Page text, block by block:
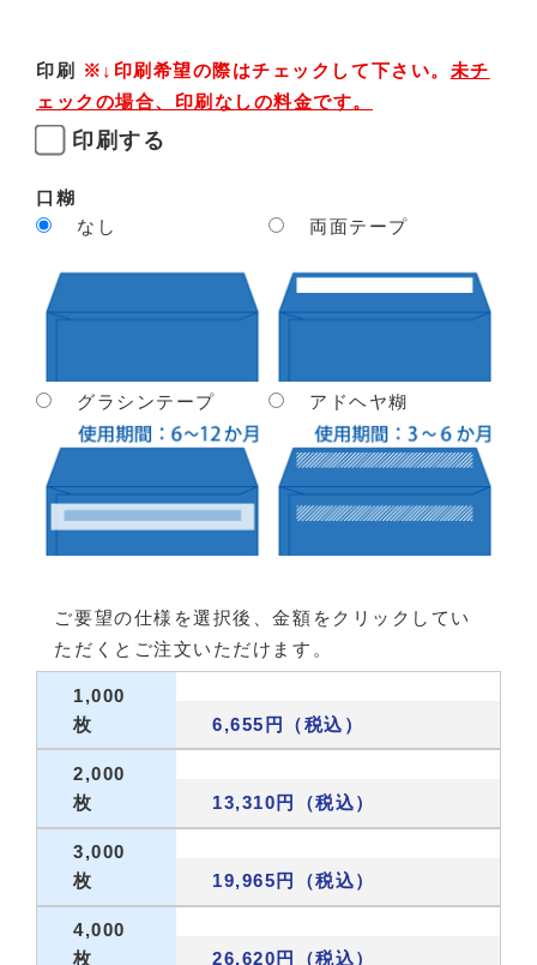
印刷 ※↓印刷希望の際はチェックして下さい。 未チ
ェックの場合、印刷なしの料金です。
印刷する
口糊
なし
両面テープ
グラシンテープ アドヘヤ糊
ご要望の仕様を選択後、金額をクリックしてい
ただくとご注文いただけます。
1,000
枚
6,655円（税込）
2,000
枚
13,310円（税込）
3,000
枚
19,965円（税込）
4,000
枚
26,620円（税込）